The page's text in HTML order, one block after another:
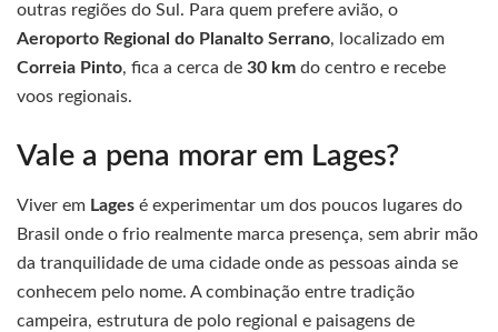
outras regiões do Sul. Para quem prefere avião, o
Aeroporto Regional do Planalto Serrano, localizado em
Correia Pinto, fica a cerca de 30 km do centro e recebe
voos regionais.
Vale a pena morar em Lages?
Viver em Lages é experimentar um dos poucos lugares do
Brasil onde o frio realmente marca presença, sem abrir mão
da tranquilidade de uma cidade onde as pessoas ainda se
conhecem pelo nome. A combinação entre tradição
campeira, estrutura de polo regional e paisagens de